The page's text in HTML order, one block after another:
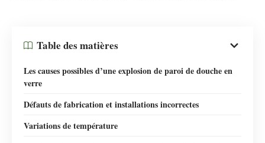
Table des matières
Les causes possibles d’une explosion de paroi de douche en
verre
Défauts de fabrication et installations incorrectes
Variations de température